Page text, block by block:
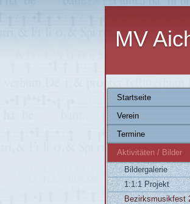
MV
Startseite
Verein
Termine
Aktivitäten / Bilder
Bildergalerie
1:1:1 Projekt
Bezirksmusikfest